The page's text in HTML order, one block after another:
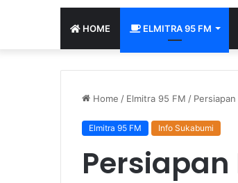
HOME ELMITRA 95 FM
Home / Elmitra 95 FM /
Elmitra 95 FM Info Sukabumi